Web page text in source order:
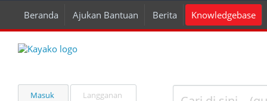
Beranda Ajukan Bantuan Berita Knowledgebase
Masuk Langganan